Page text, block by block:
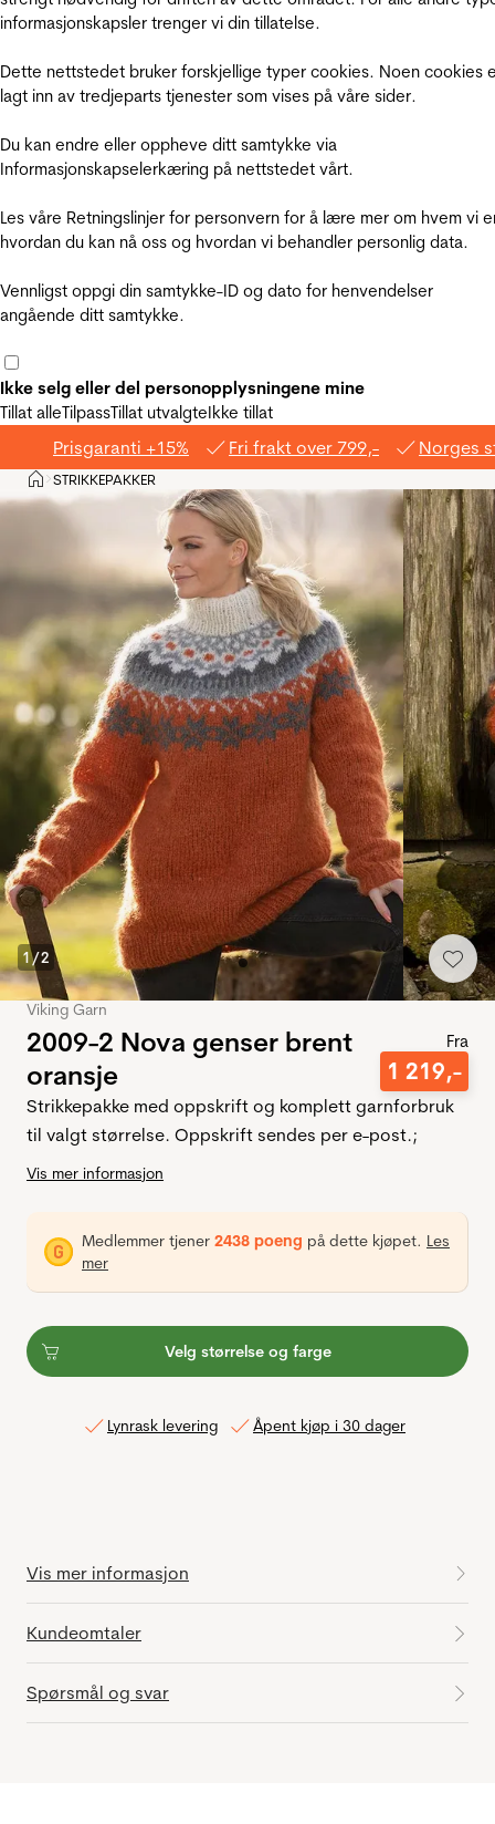
informasjonskapsler trenger vi din tillatelse.
Dette nettstedet bruker forskjellige typer cookies. Noen cookies
lagt inn av tredjeparts tjenester som vises på våre sider.
Du kan endre eller oppheve ditt samtykke via
Informasjonskapselerkæring på nettstedet vårt.
Les våre Retningslinjer for personvern for å lære mer om hvem vi
hvordan du kan nå oss og hvordan vi behandler personlig data.
Vennligst oppgi din samtykke-ID og dato for henvendelser
angående ditt samtykke.
Ikke selg eller del personopplysningene mine
Tillat alleTilpassTillat utvalgteIkke tillat
Prisgaranti +15% Fri frakt over 799,- Norges
Hjem
>STRIKKEPAKKER
1/2
Viking Garn
2009-2 Nova genser brent
oransje
Fra
1 219,-
Strikkepakke med oppskrift og komplett garnforbruk
til valgt størrelse. Oppskrift sendes per e-post.;
Vis mer informasjon
Medlemmer tjener 2438 poeng på dette kjøpet. Les
mer
Velg størrelse og farge
Lynrask levering Åpent kjøp i 30 dager
Vis mer informasjon
Kundeomtaler
Spørsmål og svar